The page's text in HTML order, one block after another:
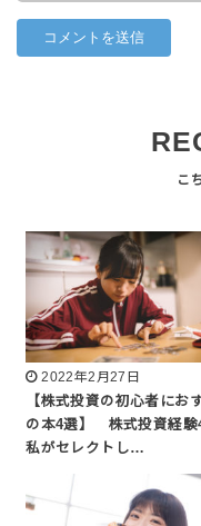
2022年2月27日
【株式投資の初心者にお
の本4選】 株式投資経験
私がセレクトし…